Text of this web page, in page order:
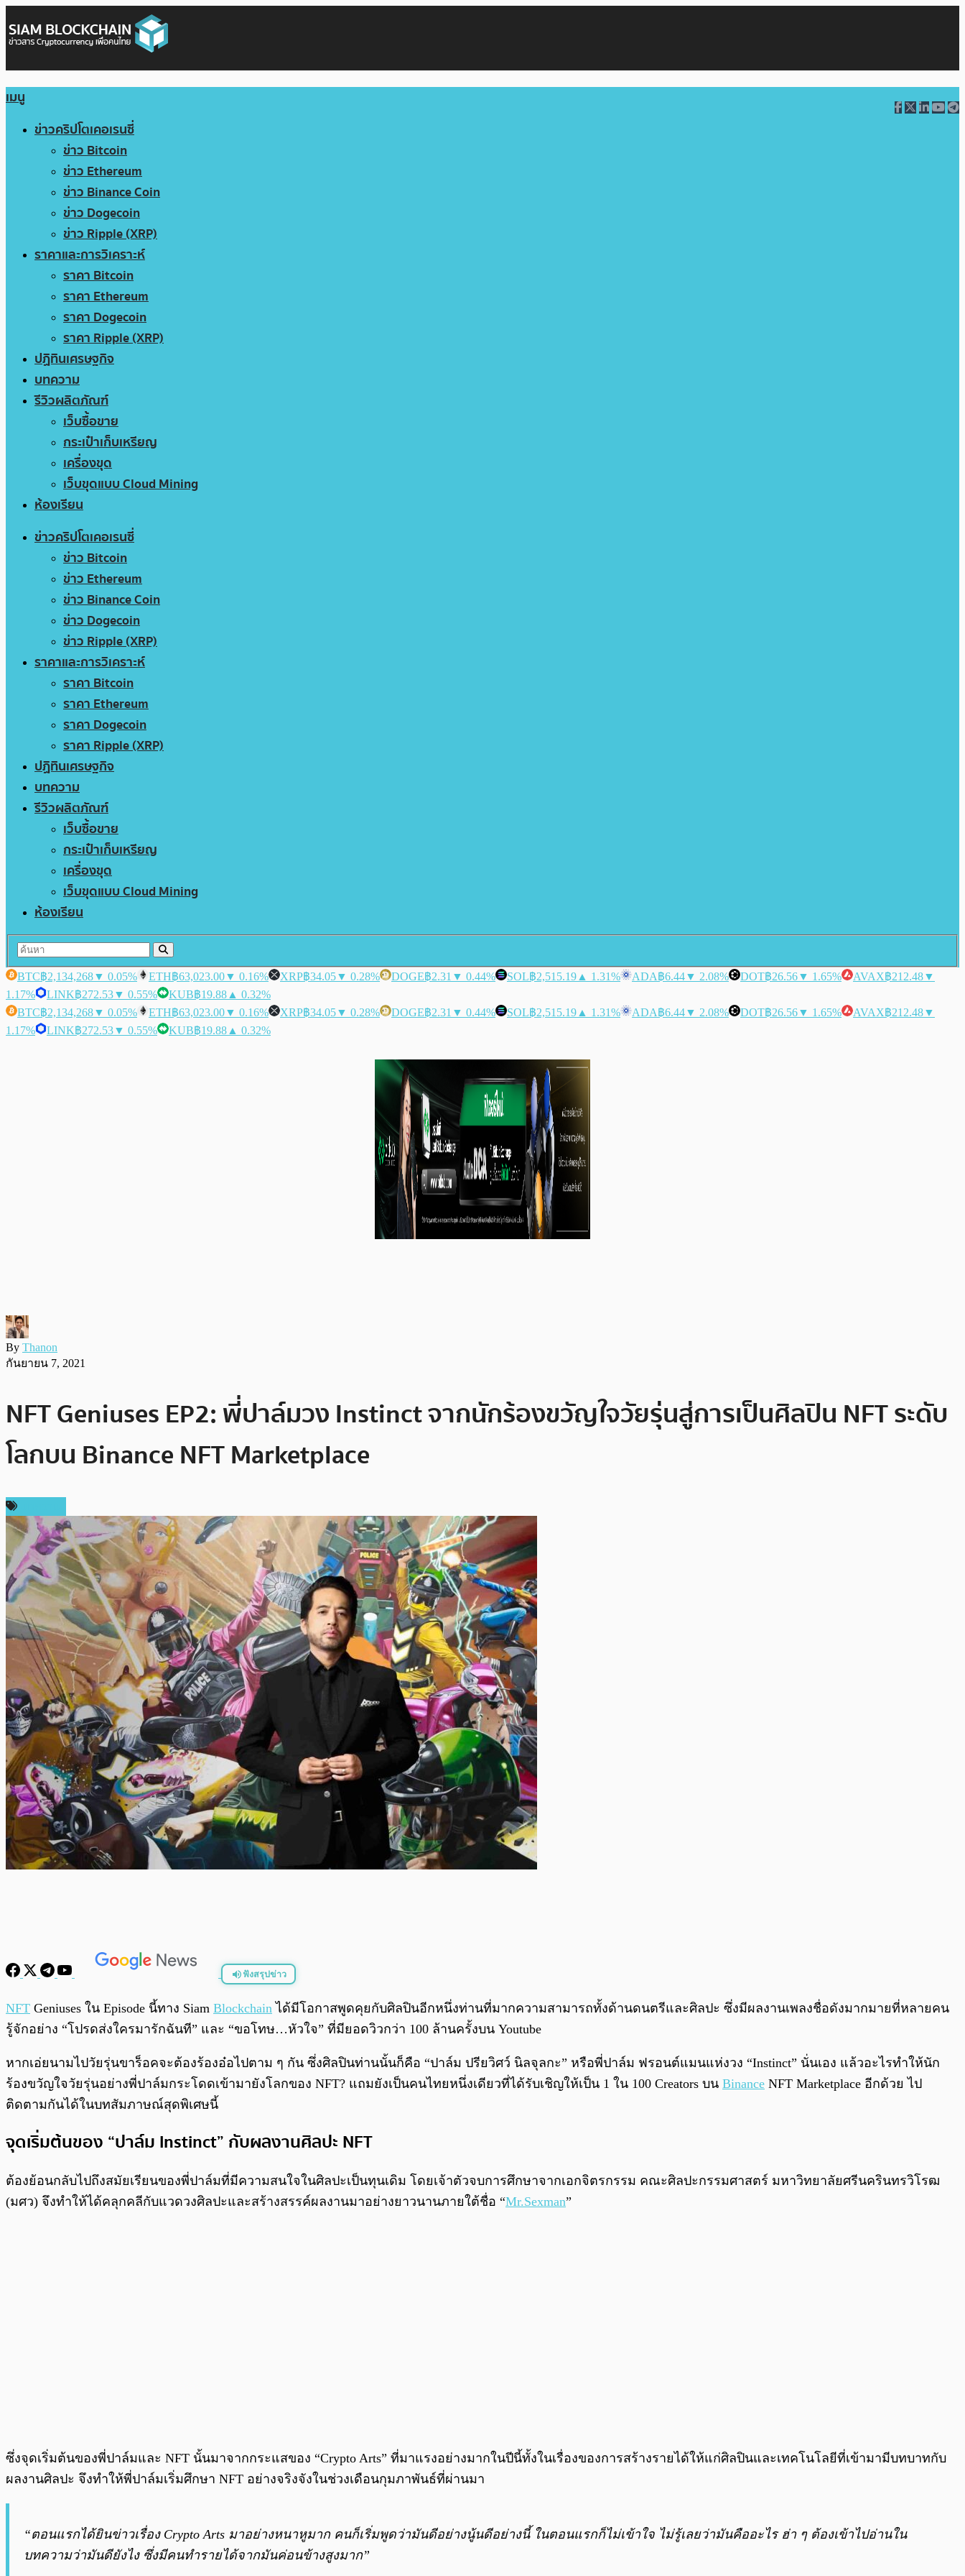
เมนู
ข่าวคริปโตเคอเรนซี่
ข่าว Bitcoin
ข่าว Ethereum
ข่าว Binance Coin
ข่าว Dogecoin
ข่าว Ripple (XRP)
ราคาและการวิเคราะห์
ราคา Bitcoin
ราคา Ethereum
ราคา Dogecoin
ราคา Ripple (XRP)
ปฏิทินเศรษฐกิจ
บทความ
รีวิวผลิตภัณฑ์
เว็บซื้อขาย
กระเป๋าเก็บเหรียญ
เครื่องขุด
เว็บขุดแบบ Cloud Mining
ห้องเรียน
ข่าวคริปโตเคอเรนซี่
ข่าว Bitcoin
ข่าว Ethereum
ข่าว Binance Coin
ข่าว Dogecoin
ข่าว Ripple (XRP)
ราคาและการวิเคราะห์
ราคา Bitcoin
ราคา Ethereum
ราคา Dogecoin
ราคา Ripple (XRP)
ปฏิทินเศรษฐกิจ
บทความ
รีวิวผลิตภัณฑ์
เว็บซื้อขาย
กระเป๋าเก็บเหรียญ
เครื่องขุด
เว็บขุดแบบ Cloud Mining
ห้องเรียน
BTC฿2,134,268▼ 0.05% ETH฿63,023.00▼ 0.16% XRP฿34.05▼ 0.28% DOGE฿2.31 ▼ 0.44% SOL฿2,515.19 ▲ 1.31% ADA฿6.44▼ 2.08% DOT฿26.56▼ 1.65% AVAX฿212.48▼
1.17%
LINK฿272.53▼ 0.55% KUB฿19.88 ▲ 0.32%
BTC฿2,134,268▼ 0.05% ETH฿63,023.00▼ 0.16% XRP฿34.05▼ 0.28% DOGE฿2.31 ▼ 0.44% SOL฿2,515.19 ▲ 1.31% ADA฿6.44▼ 2.08% DOT฿26.56▼ 1.65% AVAX฿212.48▼
1.17%
LINK฿272.53▼ 0.55% KUB฿19.88 ▲ 0.32%
By Thanon
กันยายน 7, 2021
NFT Geniuses EP2: พี่ปาล์มวง Instinct จากนักร้องขวัญใจวัยรุ่นสู่การเป็นศิลปิน NFT ระดับ
โลกบน Binance NFT Marketplace
ฟังสรุปข่าว
พร้อมเล่น 0:00
NFT Geniuses ใน Episode นี้ทาง Siam Blockchain ได้มีโอกาสพูดคุยกับศิลปินอีกหนึ่งท่านที่มากความสามารถทั้งด้านดนตรีและศิลปะ ซึ่งมีผลงานเพลงชื่อดังมากมายที่หลายคน
รู้จักอย่าง “โปรดส่งใครมารักฉันที” และ “ขอโทษ…หัวใจ” ที่มียอดวิวกว่า 100 ล้านครั้งบน Youtube
หากเอ่ยนามไปวัยรุ่นขาร็อคจะต้องร้องอ๋อไปตาม ๆ กัน ซึ่งศิลปินท่านนั้นก็คือ “ปาล์ม ปรียวิศว์ นิลจุลกะ” หรือพี่ปาล์ม ฟรอนต์แมนแห่งวง “Instinct” นั่นเอง แล้วอะไรทำให้นัก
ร้องขวัญใจวัยรุ่นอย่างพี่ปาล์มกระโดดเข้ามายังโลกของ NFT? แถมยังเป็นคนไทยหนึ่งเดียวที่ได้รับเชิญให้เป็น 1 ใน 100 Creators บน Binance NFT Marketplace อีกด้วย ไป
ติดตามกันได้ในบทสัมภาษณ์สุดพิเศษนี้
จุดเริ่มต้นของ “ปาล์ม Instinct” กับผลงานศิลปะ NFT
ต้องย้อนกลับไปถึงสมัยเรียนของพี่ปาล์มที่มีความสนใจในศิลปะเป็นทุนเดิม โดยเจ้าตัวจบการศึกษาจากเอกจิตรกรรม คณะศิลปะกรรมศาสตร์ มหาวิทยาลัยศรีนครินทรวิโรฒ
(มศว) จึงทำให้ได้คลุกคลีกับแวดวงศิลปะและสร้างสรรค์ผลงานมาอย่างยาวนานภายใต้ชื่อ “Mr.Sexman”
ซึ่งจุดเริ่มต้นของพี่ปาล์มและ NFT นั้นมาจากกระแสของ “Crypto Arts” ที่มาแรงอย่างมากในปีนี้ทั้งในเรื่องของการสร้างรายได้ให้แก่ศิลปินและเทคโนโลยีที่เข้ามามีบทบาทกับ
ผลงานศิลปะ จึงทำให้พี่ปาล์มเริ่มศึกษา NFT อย่างจริงจังในช่วงเดือนกุมภาพันธ์ที่ผ่านมา
“ตอนแรกได้ยินข่าวเรื่อง Crypto Arts มาอย่างหนาหูมาก คนก็เริ่มพูดว่ามันดีอย่างนู้นดีอย่างนี้ ในตอนแรกก็ไม่เข้าใจ ไม่รู้เลยว่ามันคืออะไร ฮ่า ๆ ต้องเข้าไปอ่านใน
บทความว่ามันดียังไง ซึ่งมีคนทำรายได้จากมันค่อนข้างสูงมาก”